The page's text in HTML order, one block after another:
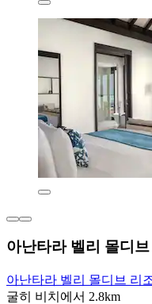
아난타라 벨리 몰디
아난타라 벨리 몰디브 리
굴히 비치에서 2.8km